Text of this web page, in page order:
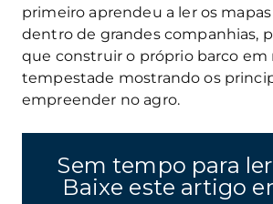
primeiro aprendeu a ler os
dentro de grandes companhias,
que construir o próprio barco em
tempestade mostrando os
empreender no agro.
Sem tempo para
Baixe este artigo